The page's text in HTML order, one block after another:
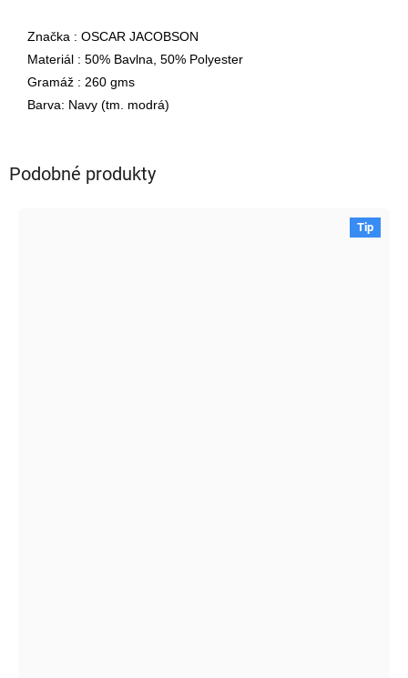
Značka : OSCAR JACOBSON
Materiál : 50% Bavlna, 50% Polyester
Gramáž : 260 gms
Barva: Navy (tm. modrá)
Podobné produkty
Tip